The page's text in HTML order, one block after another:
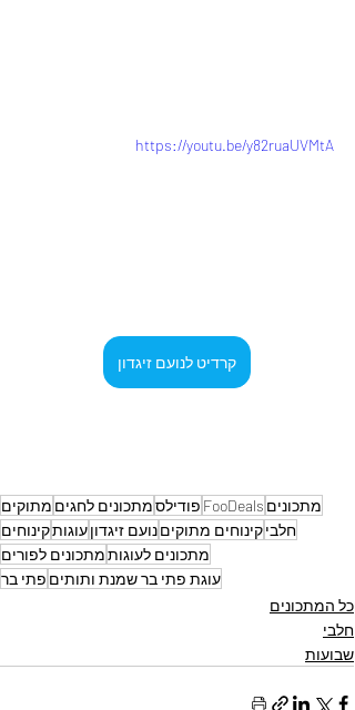
https://youtu.be/y82ruaUVMtA
קרדיט לנועם זיגדון
מתכונים FooDeals פודילסמתכונים לחגים מתוקים
חלביקינוחים מתוקיםנועם זיגדוןעוגותקינוחים
מתכונים לעוגותמתכונים לפורים
עוגת פתי בר שמנת ותותים פתי בר
כל המתכונים
חלבי
שבועות